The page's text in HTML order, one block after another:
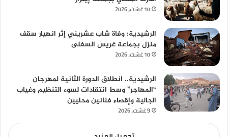
10 غشت، 2026
الرشيدية: وفاة شاب عشريني إثر انهيار سقف
منزل بجماعة غريس السفلى
10 غشت، 2026
الرشيدية.. انطلاق الدورة الثانية لمهرجان
“المهاجر” وسط انتقادات لسوء التنظيم وغياب
الجالية وإقصاء فنانين محليين
9 غشت، 2026